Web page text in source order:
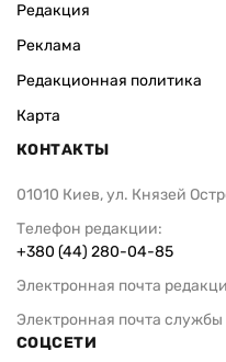
Редакция
Реклама
Редакционная политика
Карта
КОНТАКТЫ
01010 Киев, ул. Князей
Телефон редакции:
+380 (44) 280-04-85
Электронная почта
Электронная почта службы
СОЦСЕТИ